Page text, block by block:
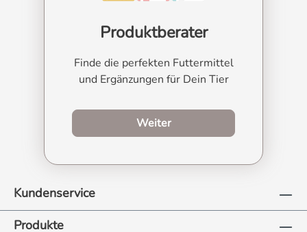
Produktberater
Finde die perfekten Futtermittel
und Ergänzungen für Dein Tier
Weiterzum Produktberater
Kundenservice
Produkte